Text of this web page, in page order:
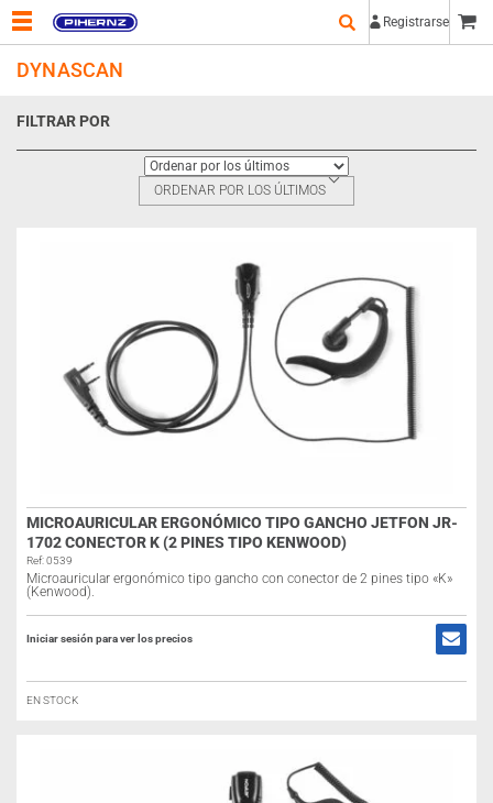
Registrarse
DYNASCAN
FILTRAR POR
ORDENAR POR LOS ÚLTIMOS
MICROAURICULAR ERGONÓMICO TIPO GANCHO JETFON JR-
1702 CONECTOR K (2 PINES TIPO KENWOOD)
Ref: 0539
Microauricular ergonómico tipo gancho con conector de 2 pines tipo «K»
(Kenwood).
Iniciar sesión para ver los precios
EN STOCK